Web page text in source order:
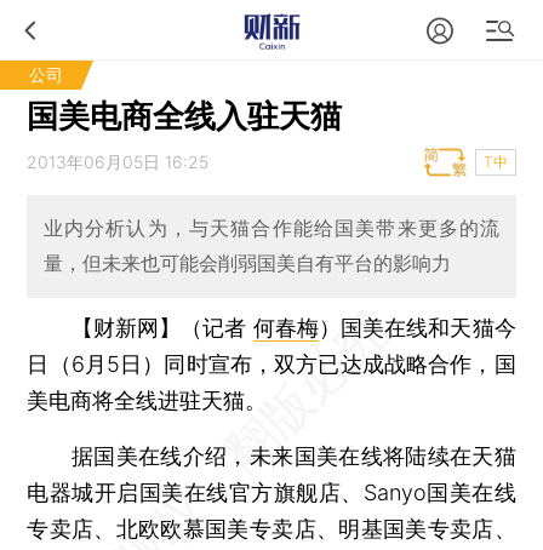
公司
国美电商全线入驻天猫
2013年06月05日 16:25 T中
业内分析认为，与天猫合作能给国美带来更多的流
量，但未来也可能会削弱国美自有平台的影响力
【财新网】（记者 何春梅） 国美在线和天猫今
日（6月5日）同时宣布，双方已达成战略合作，国
美电商将全线进驻天猫。
据国美在线介绍，未来国美在线将陆续在天猫
电器城开启国美在线官方旗舰店、Sanyo国美在线
专卖店、北欧欧慕国美专卖店、明基国美专卖店、